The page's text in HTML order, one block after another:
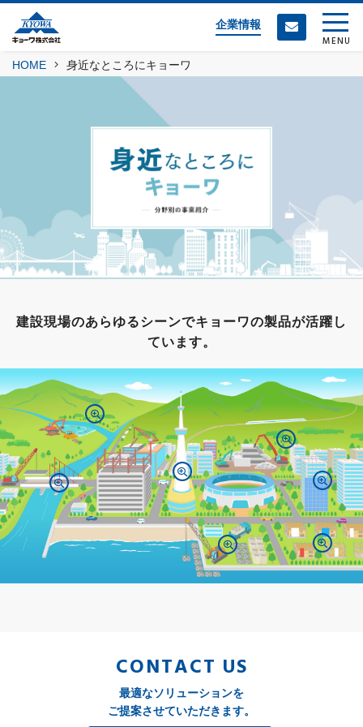
企業情報
MENU
HOME 身近なところにキョーワ
建設現場のあらゆるシーンでキョーワの製品が活躍し
ています。
CONTACT US
最適なソリューションを
ご提案させていただきます。